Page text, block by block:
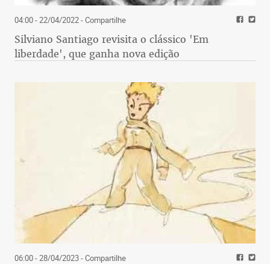
04:00 - 22/04/2022- Compartilhe
Silviano Santiago revisita o clássico 'Em
liberdade', que ganha nova edição
06:00 - 28/04/2023- Compartilhe